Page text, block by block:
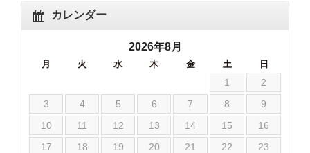
カレンダー
2026年8月
月 火 水 木 金 土 日
1
2
3
4 5 6 7 8
9
10
11 12 13 14 15
16
17
18 19 20 21 22
23